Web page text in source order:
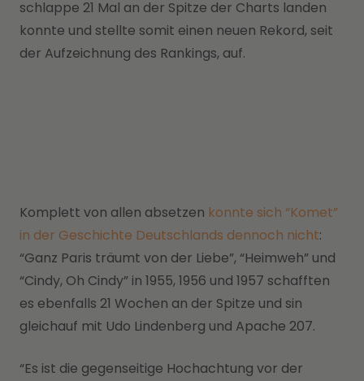
schlappe 21 Mal an der Spitze der Charts landen
konnte und stellte somit einen neuen Rekord, seit
der Aufzeichnung des Rankings, auf.
Komplett von allen absetzen konnte sich “Komet”
in der Geschichte Deutschlands dennoch nicht:
“Ganz Paris träumt von der Liebe”, “Heimweh” und
“Cindy, Oh Cindy” in 1955, 1956 und 1957 schafften
es ebenfalls 21 Wochen an der Spitze und sin
gleichauf mit Udo Lindenberg und Apache 207.
“Es ist die gegenseitige Hochachtung vor der